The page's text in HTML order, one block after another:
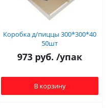
Коробка д/пиццы 300*300*40
50шт
973 руб. /упак
В корзину